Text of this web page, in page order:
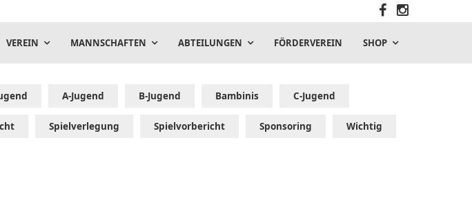
VEREIN MANNSCHAFTEN ABTEILUNGEN FÖRDERVEREIN SHOP
A-Jugend B-Jugend Bambinis C-Jugend
Spielverlegung Spielvorbericht Sponsoring Wichtig